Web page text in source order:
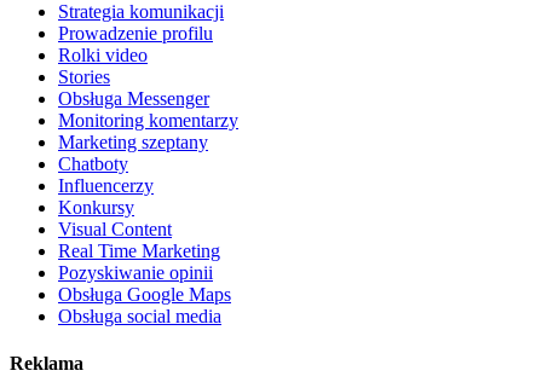
Strategia komunikacji
Prowadzenie profilu
Rolki video
Stories
Obsługa Messenger
Monitoring komentarzy
Marketing szeptany
Chatboty
Influencerzy
Konkursy
Visual Content
Real Time Marketing
Pozyskiwanie opinii
Obsługa Google Maps
Obsługa social media
Reklama